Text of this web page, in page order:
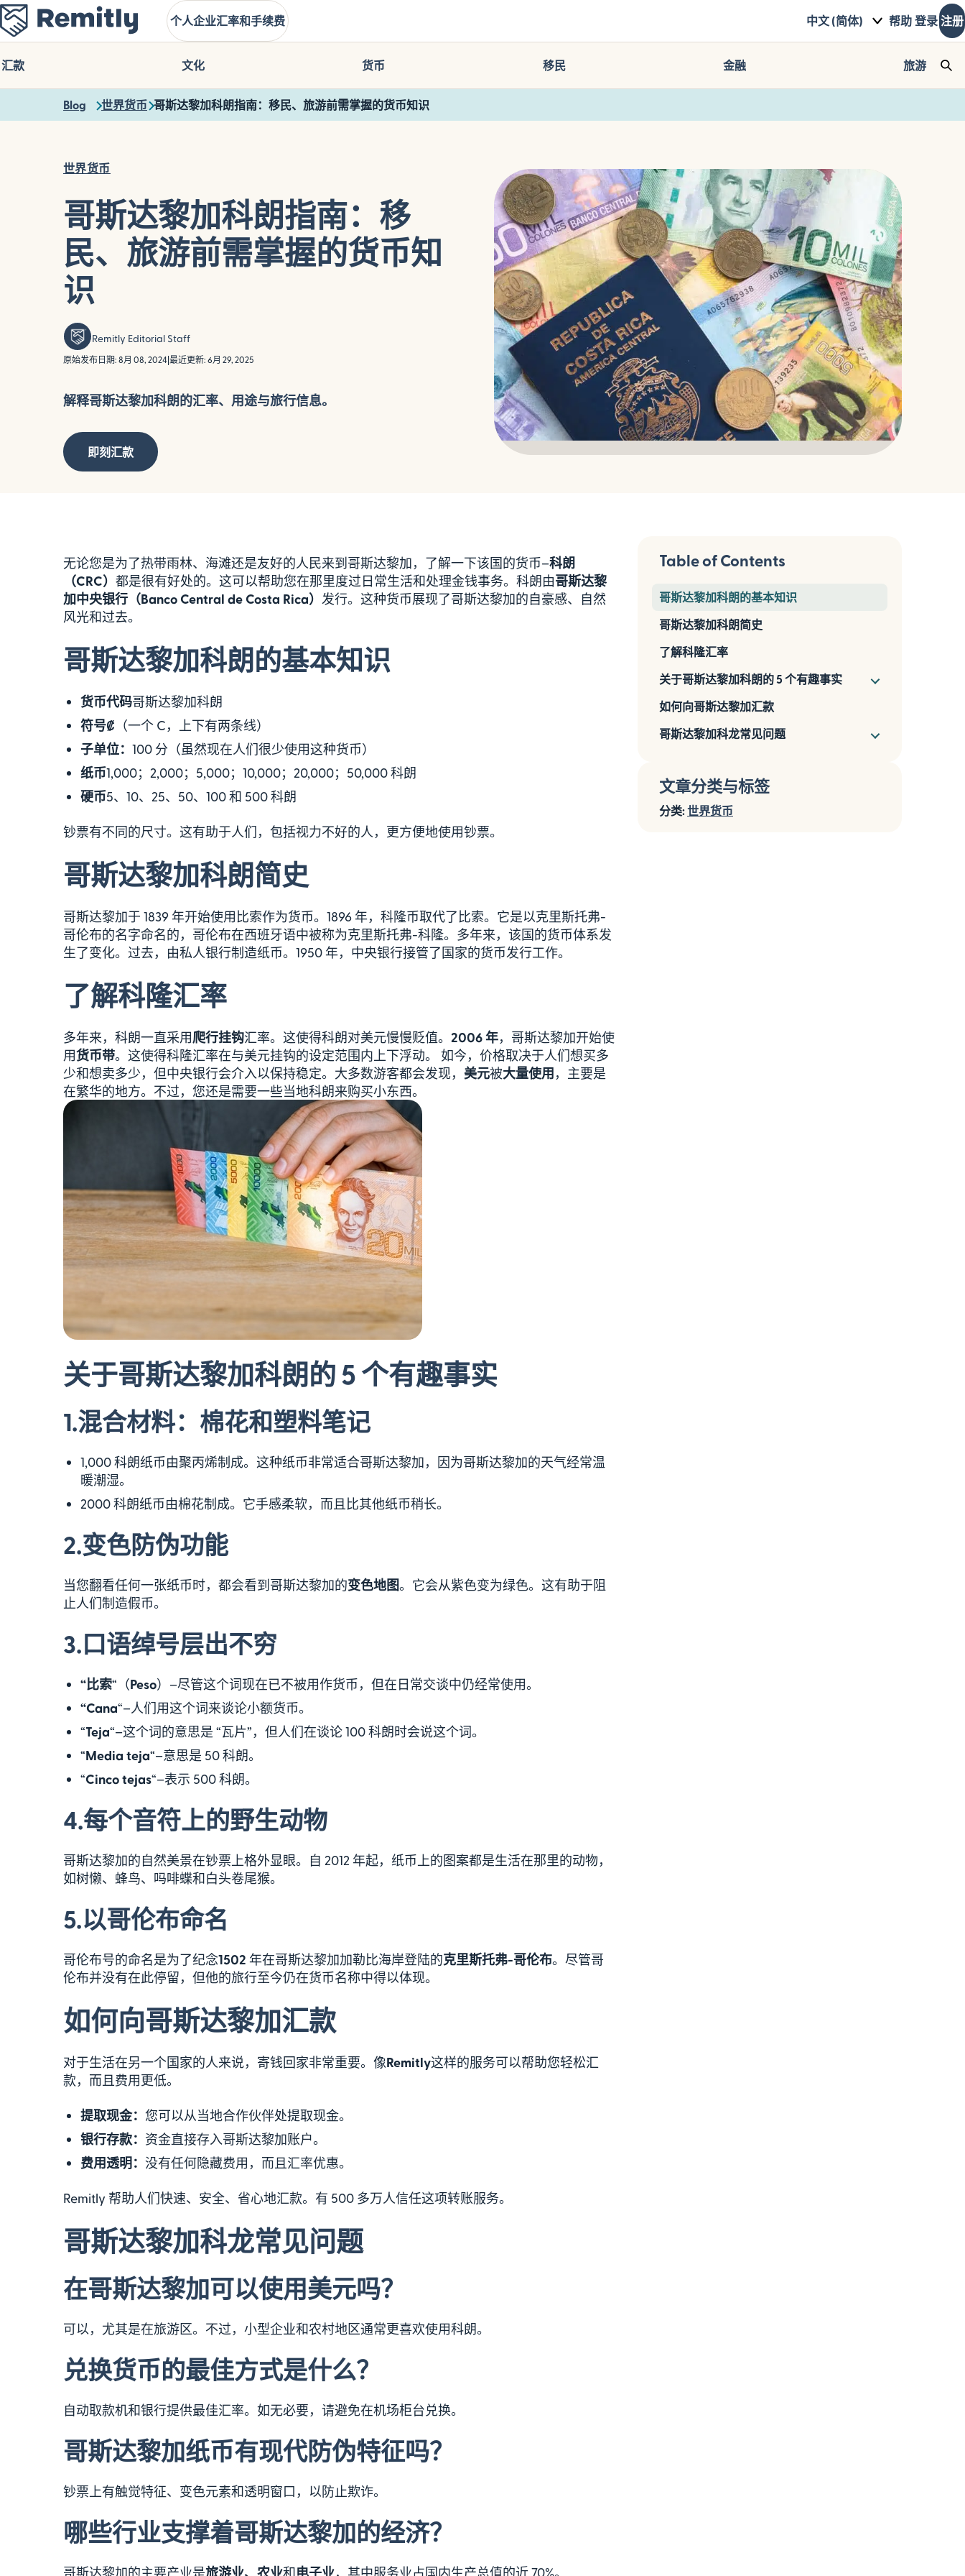
Skip
to
main
content
个人企业汇率和手续费 中文 (简体) 帮助 登录 注册
汇款 文化 货币 移民 金融 旅游
Blog 世界货币 哥斯达黎加科朗指南：移民、旅游前需掌握的货币知识
世界货币
哥斯达黎加科朗指南：移
民、旅游前需掌握的货币知
识
Remitly Editorial Staff
原始发布日期: 8月 08, 2024 最近更新: 6月 29, 2025
解释哥斯达黎加科朗的汇率、用途与旅行信息。
即刻汇款
无论您是为了热带雨林、海滩还是友好的人民来到哥斯达黎加，了解一下该国的货币–科朗
（CRC） 都是很有好处的。这可以帮助您在那里度过日常生活和处理金钱事务。科朗由哥斯达黎
加中央银行（Banco Central de Costa Rica） 发行。这种货币展现了哥斯达黎加的自豪感、自然
风光和过去。
哥斯达黎加科朗的基本知识
货币代码哥斯达黎加科朗
符号₡（一个 C，上下有两条线）
子单位： 100 分（虽然现在人们很少使用这种货币）
纸币1,000；2,000；5,000；10,000；20,000；50,000 科朗
硬币5、10、25、50、100 和 500 科朗
钞票有不同的尺寸。这有助于人们，包括视力不好的人，更方便地使用钞票。
哥斯达黎加科朗简史
哥斯达黎加于 1839 年开始使用比索作为货币。1896 年，科隆币取代了比索。它是以克里斯托弗-
哥伦布的名字命名的，哥伦布在西班牙语中被称为克里斯托弗-科隆。多年来，该国的货币体系发
生了变化。过去，由私人银行制造纸币。1950 年，中央银行接管了国家的货币发行工作。
了解科隆汇率
多年来，科朗一直采用爬行挂钩汇率。这使得科朗对美元慢慢贬值。 2006 年，哥斯达黎加开始使
用货币带。这使得科隆汇率在与美元挂钩的设定范围内上下浮动。 如今，价格取决于人们想买多
少和想卖多少，但中央银行会介入以保持稳定。大多数游客都会发现， 美元被大量使用 ，主要是
在繁华的地方。不过，您还是需要一些当地科朗来购买小东西。
关于哥斯达黎加科朗的 5 个有趣事实
1.混合材料：棉花和塑料笔记
1,000 科朗纸币由聚丙烯制成。这种纸币非常适合哥斯达黎加，因为哥斯达黎加的天气经常温
暖潮湿。
2000 科朗纸币由棉花制成。它手感柔软，而且比其他纸币稍长。
2.变色防伪功能
当您翻看任何一张纸币时，都会看到哥斯达黎加的变色地图。它会从紫色变为绿色。这有助于阻
止人们制造假币。
3.口语绰号层出不穷
“比索“（Peso）–尽管这个词现在已不被用作货币，但在日常交谈中仍经常使用。
“Cana“–人们用这个词来谈论小额货币。
“Teja“–这个词的意思是 “瓦片”，但人们在谈论 100 科朗时会说这个词。
“Media teja“–意思是 50 科朗。
“Cinco tejas“–表示 500 科朗。
4.每个音符上的野生动物
哥斯达黎加的自然美景在钞票上格外显眼。自 2012 年起，纸币上的图案都是生活在那里的动物，
如树懒、蜂鸟、吗啡蝶和白头卷尾猴。
5.以哥伦布命名
哥伦布号的命名是为了纪念1502 年在哥斯达黎加加勒比海岸登陆的克里斯托弗-哥伦布。尽管哥
伦布并没有在此停留，但他的旅行至今仍在货币名称中得以体现。
如何向哥斯达黎加汇款
对于生活在另一个国家的人来说，寄钱回家非常重要。像Remitly这样的服务可以帮助您轻松汇
款，而且费用更低。
提取现金： 您可以从当地合作伙伴处提取现金。
银行存款： 资金直接存入哥斯达黎加账户。
费用透明： 没有任何隐藏费用，而且汇率优惠。
Remitly 帮助人们快速、安全、省心地汇款。有 500 多万人信任这项转账服务。
哥斯达黎加科龙常见问题
在哥斯达黎加可以使用美元吗？
可以，尤其是在旅游区。不过，小型企业和农村地区通常更喜欢使用科朗。
兑换货币的最佳方式是什么？
自动取款机和银行提供最佳汇率。如无必要，请避免在机场柜台兑换。
哥斯达黎加纸币有现代防伪特征吗？
钞票上有触觉特征、变色元素和透明窗口，以防止欺诈。
哪些行业支撑着哥斯达黎加的经济？
哥斯达黎加的主要产业是旅游业、农业和电子业，其中服务业占国内生产总值的近 70%。
Table of Contents
哥斯达黎加科朗的基本知识
哥斯达黎加科朗简史
了解科隆汇率
关于哥斯达黎加科朗的 5 个有趣事实
如何向哥斯达黎加汇款
哥斯达黎加科龙常见问题
文章分类与标签
分类:世界货币